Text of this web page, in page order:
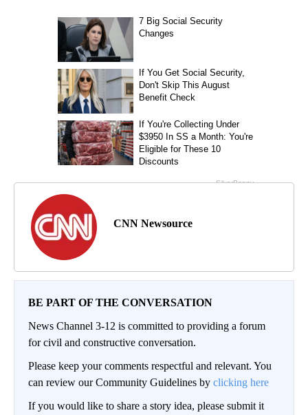
CNN Newsource
BE PART OF THE CONVERSATION
News Channel 3-12 is committed to providing a forum
for civil and constructive conversation.
Please keep your comments respectful and relevant. You
can review our Community Guidelines by clicking here
If you would like to share a story idea, please submit it